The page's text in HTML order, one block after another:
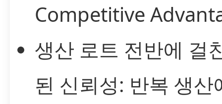
Competitive
생산 로트 전반에 걸
된 신뢰성: 반복 생산